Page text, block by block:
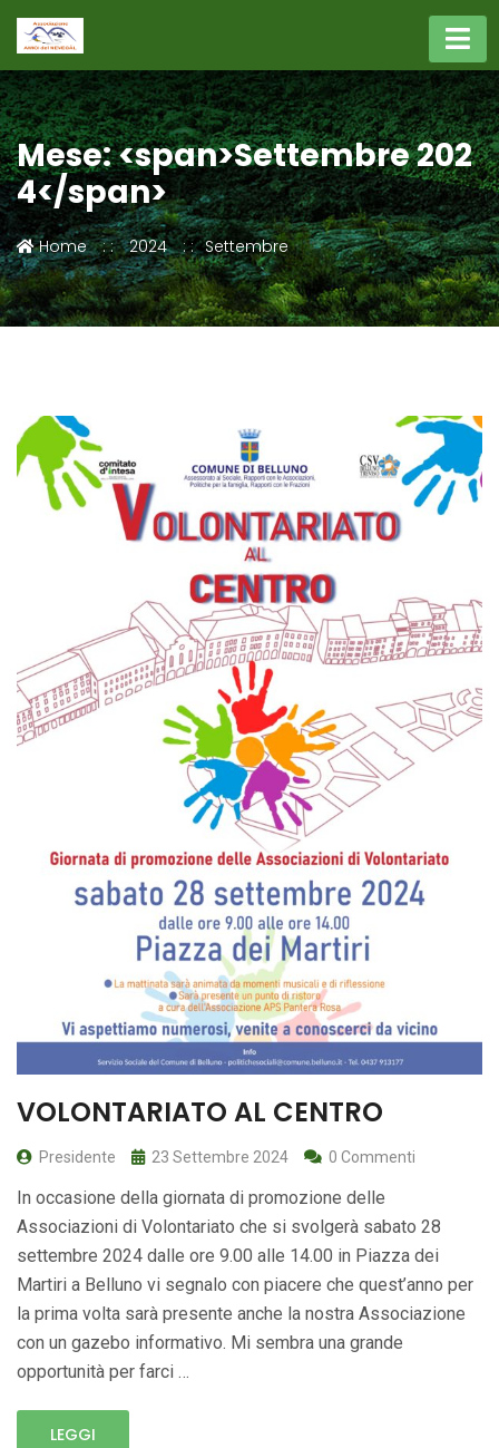
Mese: <span>Settembre 202
4</span>
Home 2024 Settembre
VOLONTARIATO AL CENTRO
Presidente 23 Settembre 2024 0 Commenti
In occasione della giornata di promozione delle
Associazioni di Volontariato che si svolgerà sabato 28
settembre 2024 dalle ore 9.00 alle 14.00 in Piazza dei
Martiri a Belluno vi segnalo con piacere che quest’anno per
la prima volta sarà presente anche la nostra Associazione
con un gazebo informativo. Mi sembra una grande
opportunità per farci …
LEGGI